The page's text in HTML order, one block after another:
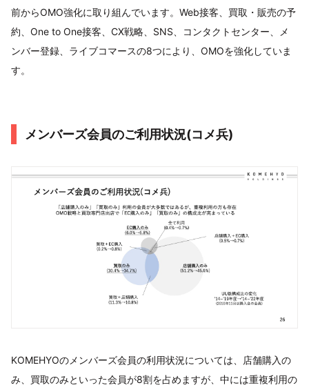
前からOMO強化に取り組んでいます。Web接客、買取・販売の予
約、One to One接客、CX戦略、SNS、コンタクトセンター、メ
ンバー登録、ライブコマースの8つにより、OMOを強化していま
す。
メンバーズ会員のご利用状況(コメ兵)
KOMEHYOのメンバーズ会員の利用状況については、店舗購入の
み、買取のみといった会員が8割を占めますが、中には重複利用の